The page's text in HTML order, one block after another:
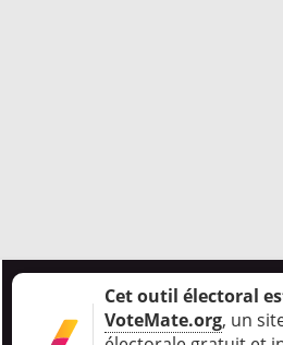
Cet outil électoral
VoteMate.org, un